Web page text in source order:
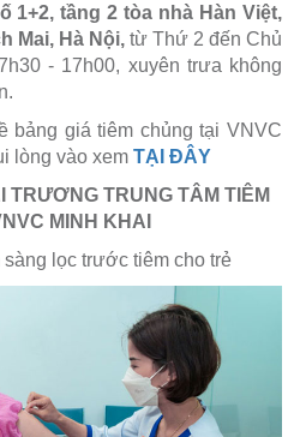
1+2, tầng 2 tòa nhà Hàn Việt,
Mai, Hà Nội, từ Thứ 2 đến Chủ
- 17h00, xuyên trưa không
bảng giá tiêm chủng tại VNVC
lòng vào xem TẠI ĐÂY
TRƯƠNG TRUNG TÂM TIÊM
MINH KHAI